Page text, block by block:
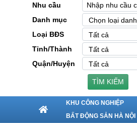
Nhu cầu
Danh mục
Loại BĐS
Tỉnh/Thành
Quận/Huyện
TÌM KIẾM
KHU CÔNG NGHIỆP
BẤT ĐỘNG SẢN HÀ NỘI